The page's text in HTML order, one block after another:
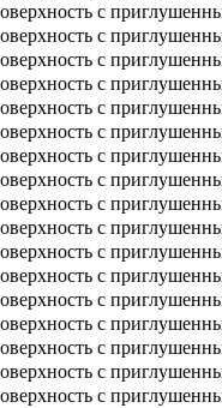
с
с
с
с
с
с
с
с
с
с
с
с
с
с
с
с
с